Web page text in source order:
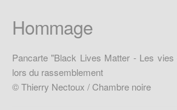
Hommage
Pancarte "Black Lives Matter - Les
lors du rassemblement
© Thierry Nectoux / Chambre noire